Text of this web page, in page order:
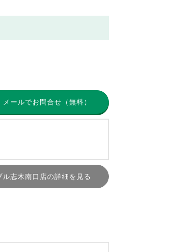
メールでお問合せ（無料）
ル志木南口店の詳細を見る